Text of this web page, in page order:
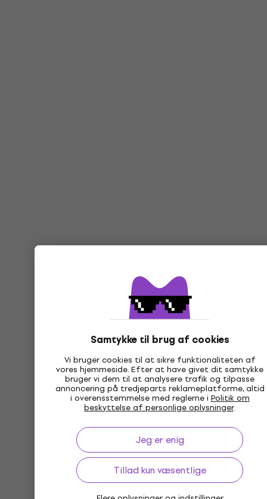
Samtykke til brug af cookies
Vi bruger cookies til at sikre funktionaliteten af
vores hjemmeside. Efter at have givet dit samtykke
bruger vi dem til at analysere trafik og tilpasse
annoncering på tredjeparts reklameplatforme, altid
i overensstemmelse med reglerne i Politik om
beskyttelse af personlige oplysninger.
Jeg er enig
Tillad kun væsentlige